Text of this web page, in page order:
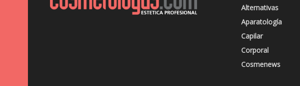
Alternativas
Aparatología
Capilar
Corporal
Cosmenews